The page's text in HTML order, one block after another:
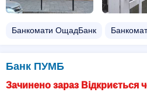
Банкомати ОщадБанк
Банк ПУМБ
Зачинено зараз Відкриється